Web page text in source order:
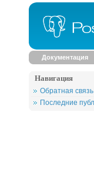
Документация
Навигация
Обратная связь
Последние